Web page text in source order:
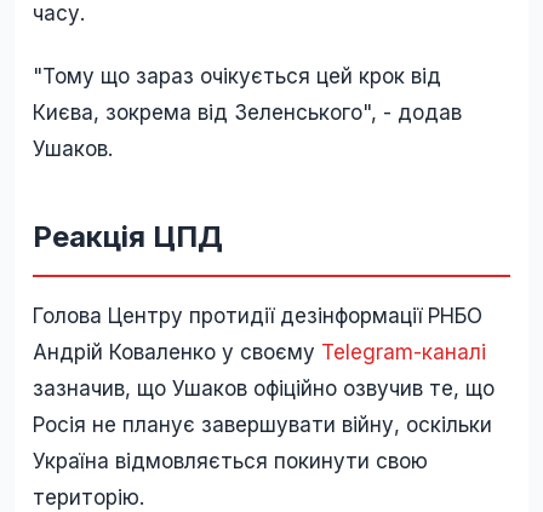
часу.
"Тому що зараз очікується цей крок від
Києва, зокрема від Зеленського", - додав
Ушаков.
Реакція ЦПД
Голова Центру протидії дезінформації РНБО
Андрій Коваленко у своєму Telegram-каналі
зазначив, що Ушаков офіційно озвучив те, що
Росія не планує завершувати війну, оскільки
Україна відмовляється покинути свою
територію.